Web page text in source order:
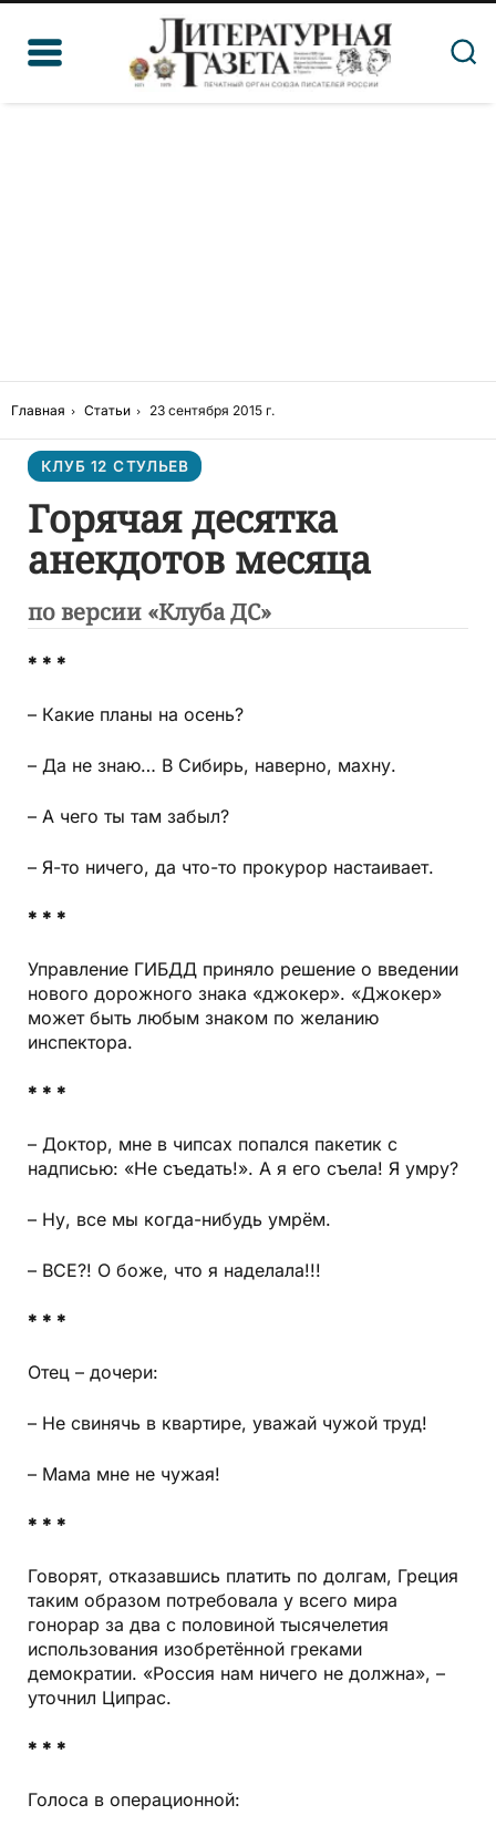
Главная Статьи 23 сентября 2015 г.
КЛУБ 12 СТУЛЬЕВ
Горячая десятка
анекдотов месяца
по версии «Клуба ДС»
* * *
– Какие планы на осень?
– Да не знаю… В Сибирь, наверно, махну.
– А чего ты там забыл?
– Я-то ничего, да что-то прокурор настаивает.
* * *
Управление ГИБДД приняло решение о введении
нового дорожного знака «джокер». «Джокер»
может быть любым знаком по желанию
инспектора.
* * *
– Доктор, мне в чипсах попался пакетик с
надписью: «Не съедать!». А я его съела! Я умру?
– Ну, все мы когда-нибудь умрём.
– ВСЕ?! О боже, что я наделала!!!
* * *
Отец – дочери:
– Не свинячь в квартире, уважай чужой труд!
– Мама мне не чужая!
* * *
Говорят, отказавшись платить по долгам, Греция
таким образом потребовала у всего мира
гонорар за два с половиной тысячелетия
использования изобретённой греками
демократии. «Россия нам ничего не должна», –
уточнил Ципрас.
* * *
Голоса в операционной: